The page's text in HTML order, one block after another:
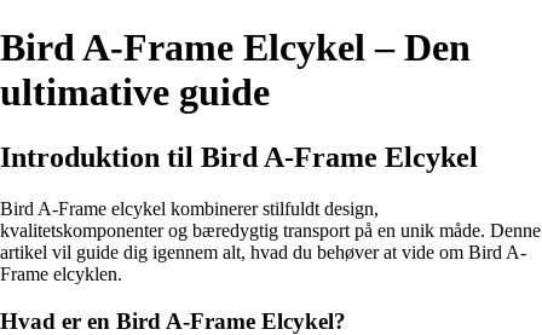
Bird A-Frame Elcykel – Den
ultimative guide
Introduktion til Bird A-Frame Elcykel
Bird A-Frame elcykel kombinerer stilfuldt design,
kvalitetskomponenter og bæredygtig transport på en unik måde. Denne
artikel vil guide dig igennem alt, hvad du behøver at vide om Bird A-
Frame elcyklen.
Hvad er en Bird A-Frame Elcykel?